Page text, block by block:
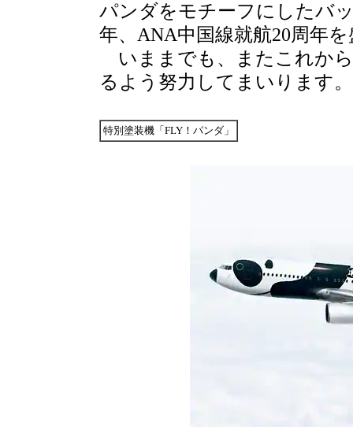
パンダをモチーフにしたバ
年、ANA中国線就航20周年
いままでも、またこれか
るよう努力してまいります。
特別塗装機「FLY！パンダ」